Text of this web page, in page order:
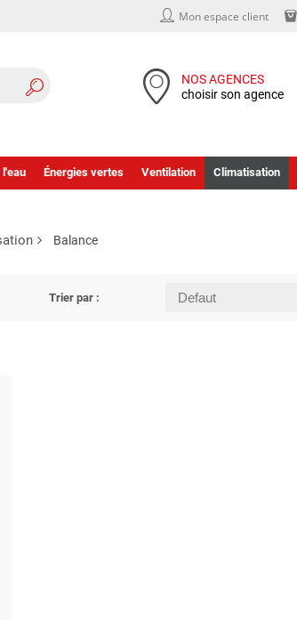
Mon espace client
NOS AGENCES
choisir son agence
Énergies vertes Ventilation Climatisation
Balance
Trier par :